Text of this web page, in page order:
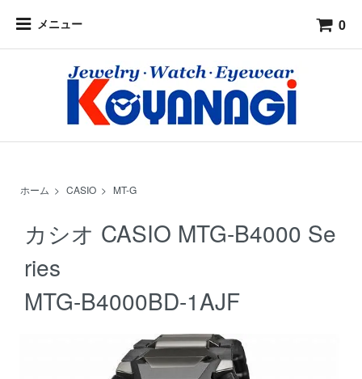
メニュー 0
ホーム > CASIO > MT-G
カシオ CASIO MTG-B4000 Se
ries
MTG-B4000BD-1AJF